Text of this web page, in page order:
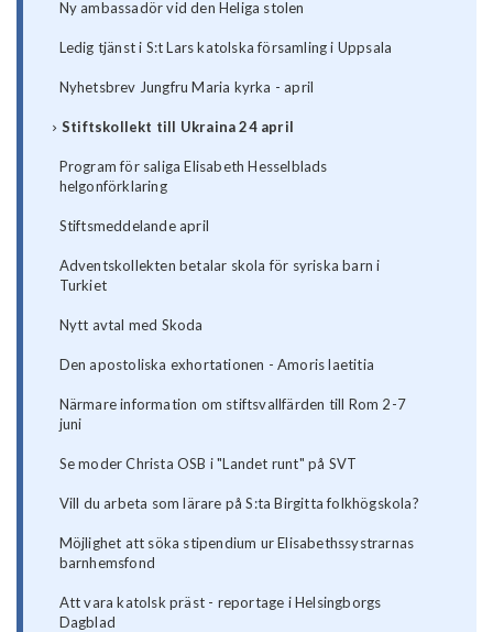
Ny ambassadör vid den Heliga stolen
Ledig tjänst i S:t Lars katolska församling i Uppsala
Nyhetsbrev Jungfru Maria kyrka - april
Stiftskollekt till Ukraina 24 april
Program för saliga Elisabeth Hesselblads
helgonförklaring
Stiftsmeddelande april
Adventskollekten betalar skola för syriska barn i
Turkiet
Nytt avtal med Skoda
Den apostoliska exhortationen - Amoris laetitia
Närmare information om stiftsvallfärden till Rom 2-7
juni
Se moder Christa OSB i "Landet runt" på SVT
Vill du arbeta som lärare på S:ta Birgitta folkhögskola?
Möjlighet att söka stipendium ur Elisabethssystrarnas
barnhemsfond
Att vara katolsk präst - reportage i Helsingborgs
Dagblad